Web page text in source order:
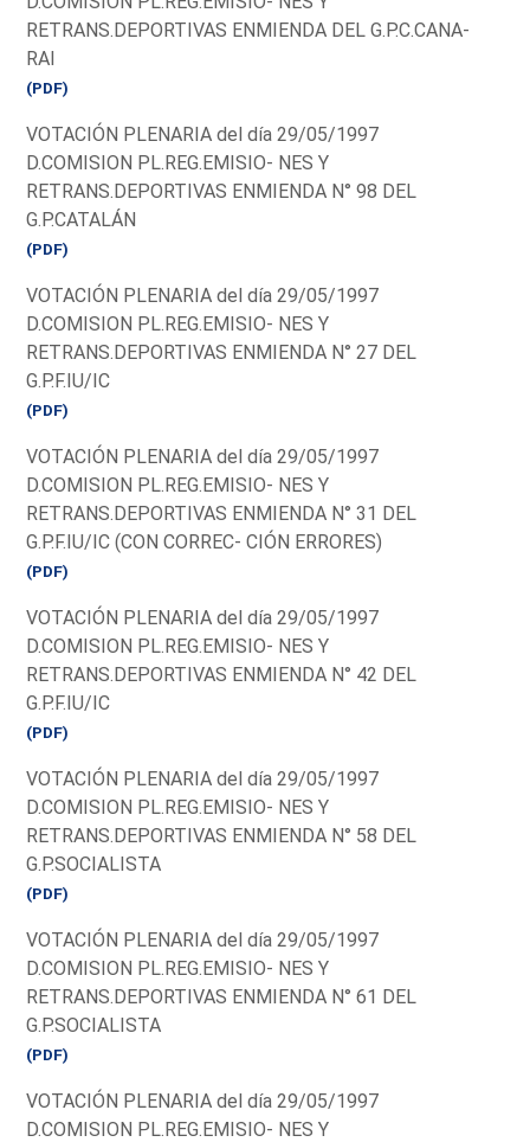
RETRANS.DEPORTIVAS ENMIENDA DEL G.P.C.CANA-
RAI
(PDF)
VOTACIÓN PLENARIA del día 29/05/1997
D.COMISION PL.REG.EMISIO- NES Y
RETRANS.DEPORTIVAS ENMIENDA N° 98 DEL
G.P.CATALÁN
(PDF)
VOTACIÓN PLENARIA del día 29/05/1997
D.COMISION PL.REG.EMISIO- NES Y
RETRANS.DEPORTIVAS ENMIENDA N° 27 DEL
G.P.F.IU/IC
(PDF)
VOTACIÓN PLENARIA del día 29/05/1997
D.COMISION PL.REG.EMISIO- NES Y
RETRANS.DEPORTIVAS ENMIENDA N° 31 DEL
G.P.F.IU/IC (CON CORREC- CIÓN ERRORES)
(PDF)
VOTACIÓN PLENARIA del día 29/05/1997
D.COMISION PL.REG.EMISIO- NES Y
RETRANS.DEPORTIVAS ENMIENDA N° 42 DEL
G.P.F.IU/IC
(PDF)
VOTACIÓN PLENARIA del día 29/05/1997
D.COMISION PL.REG.EMISIO- NES Y
RETRANS.DEPORTIVAS ENMIENDA N° 58 DEL
G.P.SOCIALISTA
(PDF)
VOTACIÓN PLENARIA del día 29/05/1997
D.COMISION PL.REG.EMISIO- NES Y
RETRANS.DEPORTIVAS ENMIENDA N° 61 DEL
G.P.SOCIALISTA
(PDF)
VOTACIÓN PLENARIA del día 29/05/1997
D.COMISION PL.REG.EMISIO- NES Y